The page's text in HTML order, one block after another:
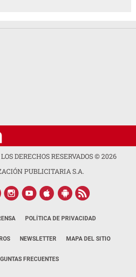
DERECHOS RESERVADOS ©2026
PUBLICITARIA S.A.
POLÍTICA DE PRIVACIDAD
NEWSLETTER MAPA DEL SITIO
FRECUENTES